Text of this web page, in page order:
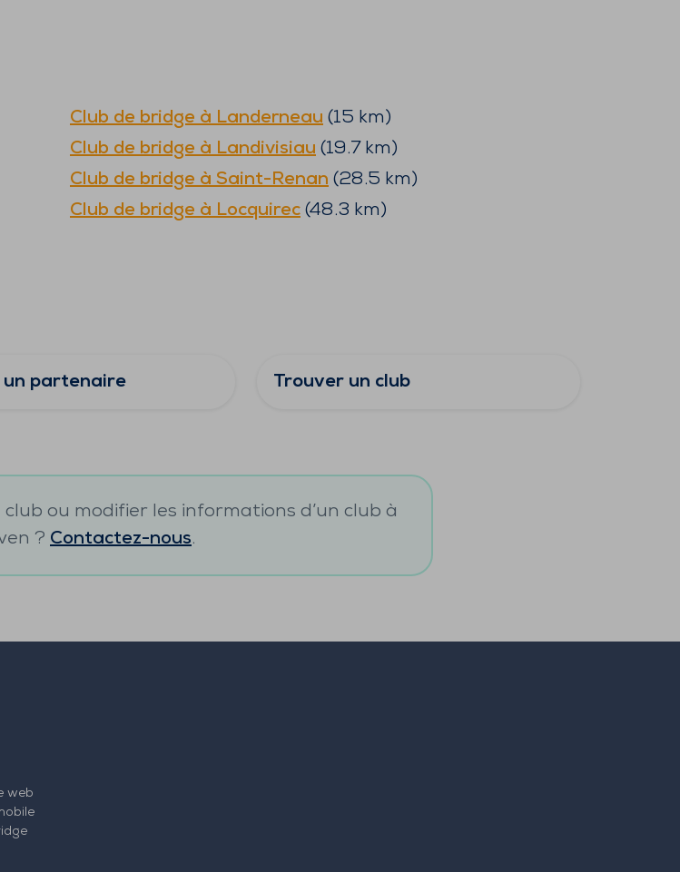
Club de bridge à Landerneau (15 km)
Club de bridge à Landivisiau (19.7 km)
Club de bridge à Saint-Renan (28.5 km)
Club de bridge à Locquirec (48.3 km)
un partenaire Trouver un club
ou modifier les informations d’un club à
? Contactez-nous.
web